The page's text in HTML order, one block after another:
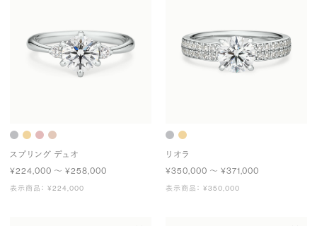
スプリング デュオ
¥224,000 〜 ¥258,000
表示商品： ¥224,000
リオラ
¥350,000 〜 ¥371,000
表示商品： ¥350,000